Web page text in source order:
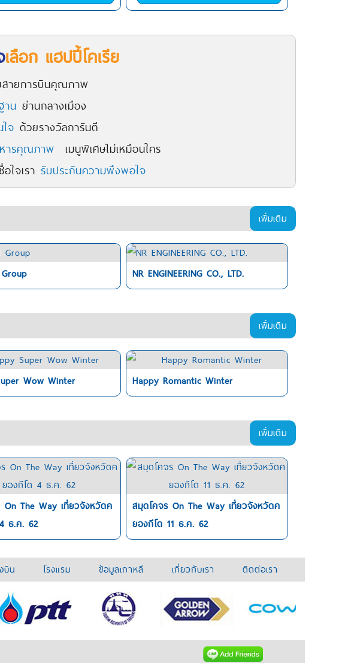
เลือก แฮปปี้โคเรีย
ายการบินคุณภาพ
าน ย่านกลางเมือง
จ ด้วยรางวัลการันตี
ารคุณภาพ เมนูพิเศษไม่เหมือนใคร
อใจเรา รับประกันความพึงพอใจ
เพิ่มเติม
NR ENGINEERING CO., LTD.
เพิ่มเติม
Wow Winter Happy Romantic Winter
เพิ่มเติม
On The Way เที่ยวจังหวัดค
ธ.ค. 62
สมุดโคจร On The Way เที่ยวจังหวัดค
ยองกีโด 11 ธ.ค. 62
บิน โรงแรม ข้อมูลเกาหลี เกี่ยวกับเรา ติดต่อเรา